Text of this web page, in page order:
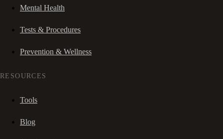
Mental Health
Tests & Procedures
Prevention & Wellness
RESOURCES
Tools
Blog